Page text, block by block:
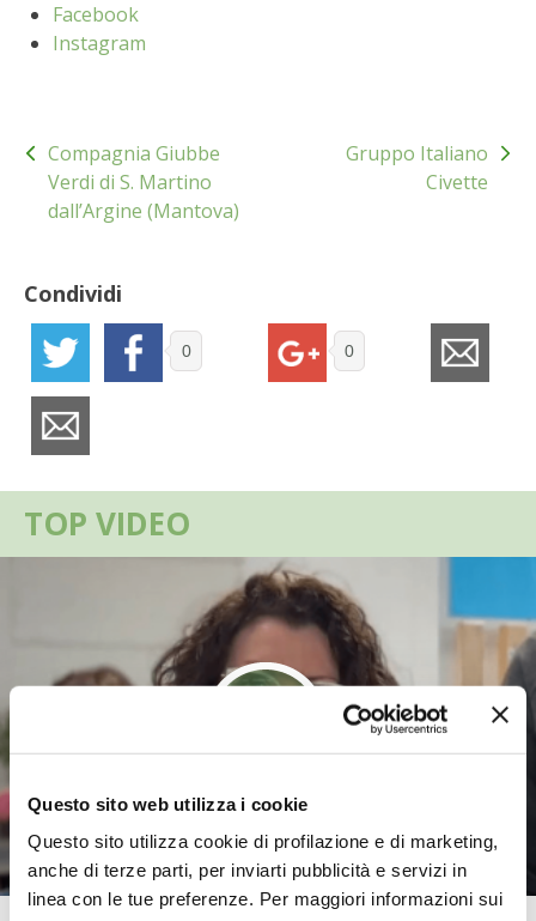
Questo sito web utilizza i cookie
Questo sito utilizza cookie di profilazione e di marketing,
anche di terze parti, per inviarti pubblicità e servizi in
linea con le tue preferenze. Per maggiori informazioni sui
TAP TRAP
ANIMALI UMANI E NON UMANI
COLTIVARE L’OLIVO
CORMIK
VIGNETO BIO
PENSA ALTERNATIVO
RIMANI A CONTATTO CON LA NATURA
ARCHMAN
VITA IN CAMPAGNA LA FIERA
NATURALMENTE
Facebook
Instagram
articoli
Compagnia Giubbe
Verdi di S. Martino
dall’Argine (Mantova)
Gruppo Italiano
Civette
Condividi
0 0
TOP VIDEO